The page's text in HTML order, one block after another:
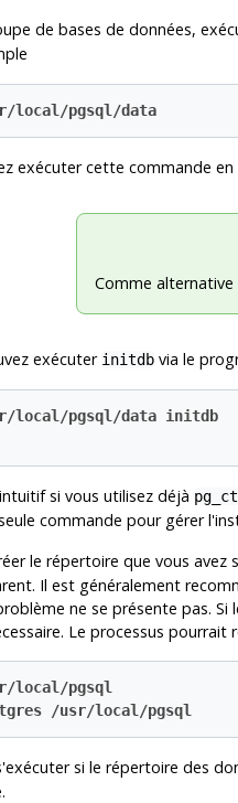
de bases de données,
local/pgsql/data
exécuter cette commande
Comme
exécuter initdb via le
local/pgsql/data initdb
si vous utilisez déjà
commande pour gérer
le répertoire que vous avez
Il est généralement
ne se présente pas.
Le processus pourrait
local/pgsql
/usr/local/pgsql
si le répertoire des